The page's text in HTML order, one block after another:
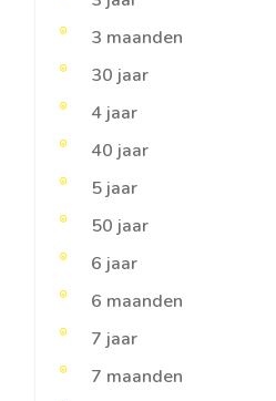
3 maanden
30 jaar
4 jaar
40 jaar
5 jaar
50 jaar
6 jaar
6 maanden
7 jaar
7 maanden